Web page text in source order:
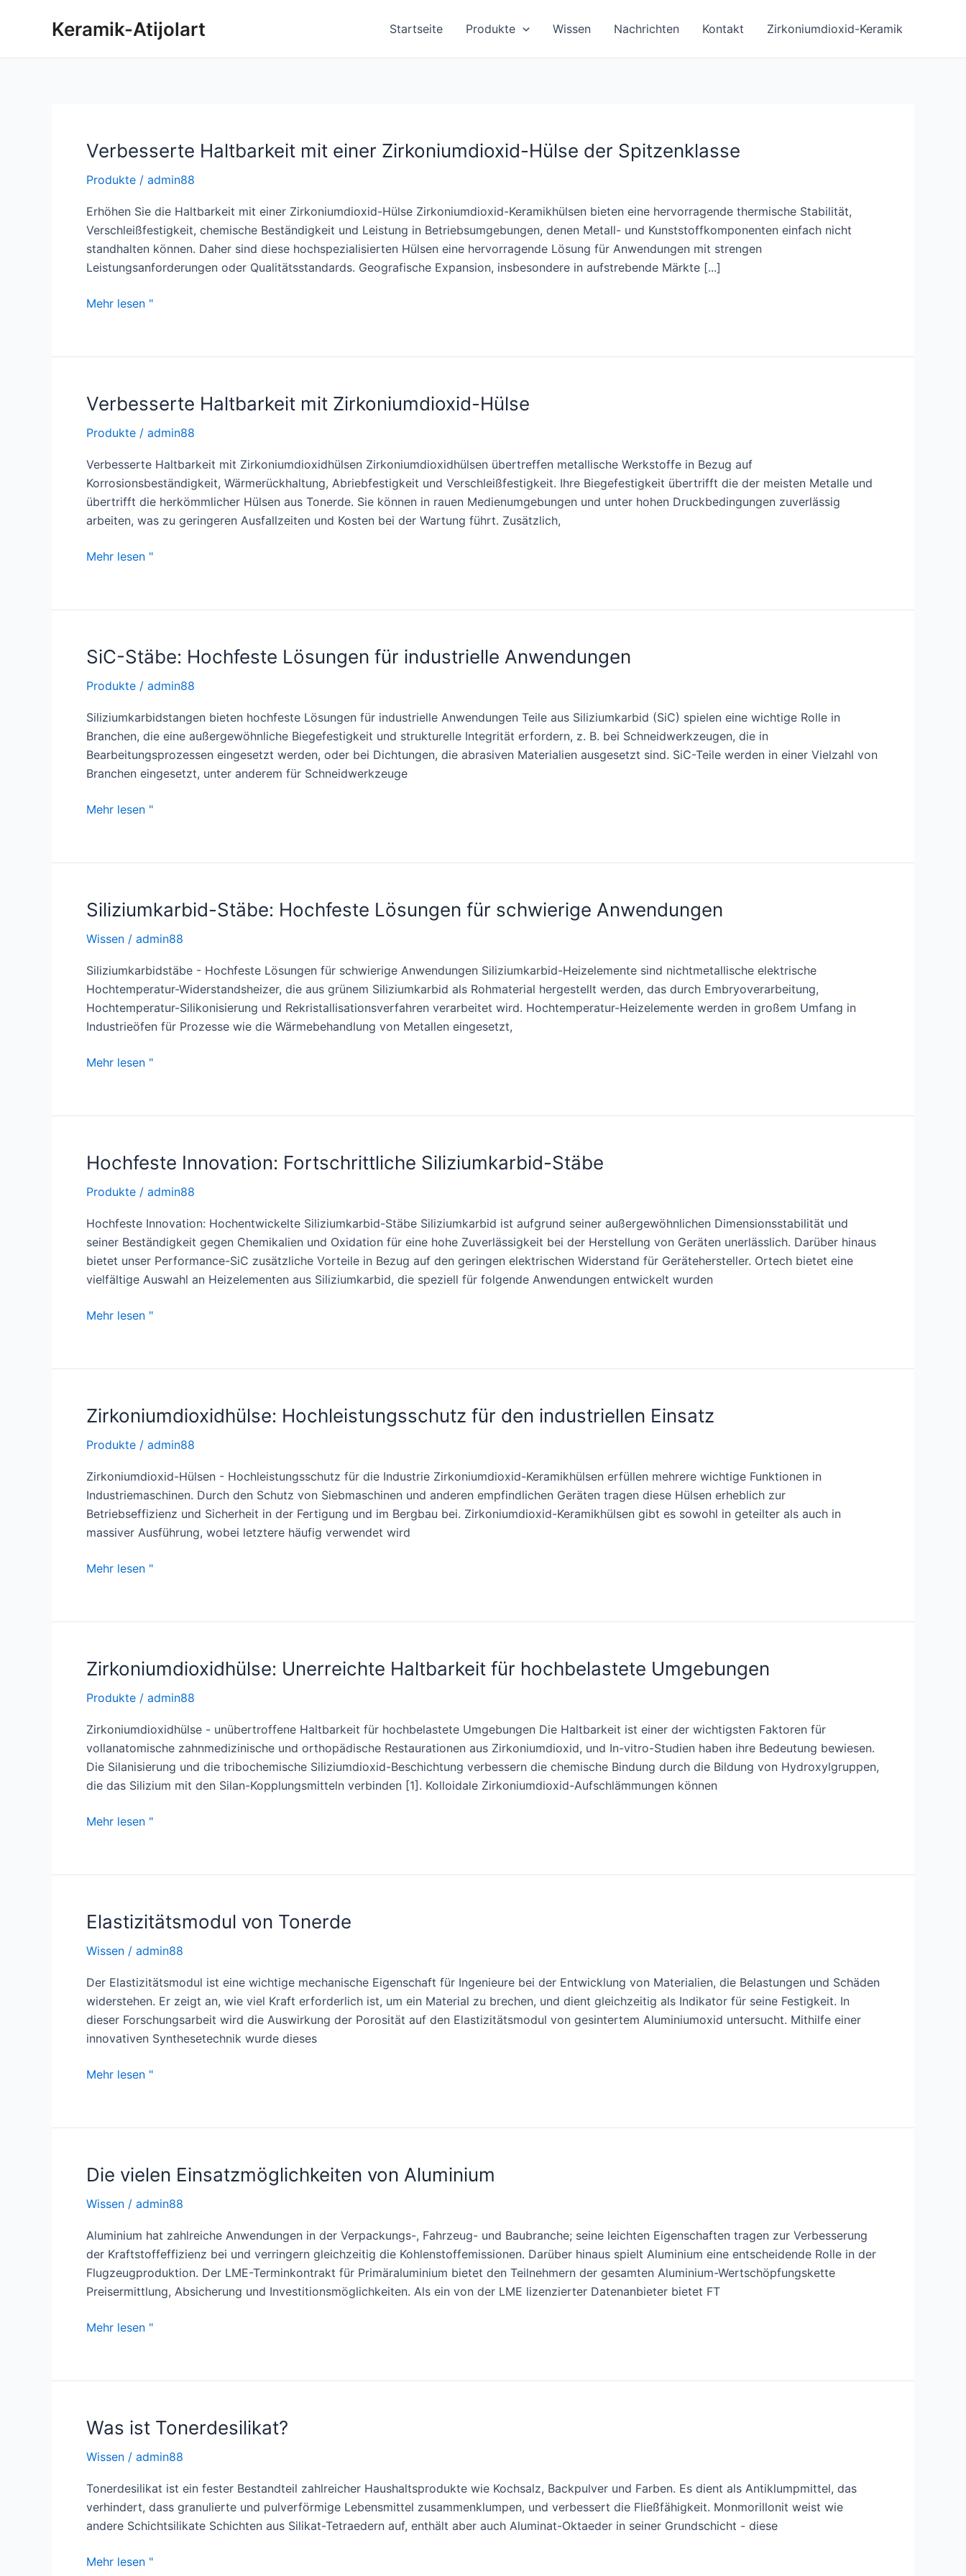
Keramik-Atijolart Startseite Produkte Wissen Nachrichten Kontakt Zirkoniumdioxid-Keramik
Verbesserte Haltbarkeit mit einer Zirkoniumdioxid-Hülse der Spitzenklasse
Produkte / admin88
Erhöhen Sie die Haltbarkeit mit einer Zirkoniumdioxid-Hülse Zirkoniumdioxid-Keramikhülsen bieten eine hervorragende thermische Stabilität,
Verschleißfestigkeit, chemische Beständigkeit und Leistung in Betriebsumgebungen, denen Metall- und Kunststoffkomponenten einfach nicht
standhalten können. Daher sind diese hochspezialisierten Hülsen eine hervorragende Lösung für Anwendungen mit strengen
Leistungsanforderungen oder Qualitätsstandards. Geografische Expansion, insbesondere in aufstrebende Märkte [...]
Verbesserte
einer
Hülse
der
Spitzenklasse
Mehr lesen "
Verbesserte Haltbarkeit mit Zirkoniumdioxid-Hülse
Produkte / admin88
Verbesserte Haltbarkeit mit Zirkoniumdioxidhülsen Zirkoniumdioxidhülsen übertreffen metallische Werkstoffe in Bezug auf
Korrosionsbeständigkeit, Wärmerückhaltung, Abriebfestigkeit und Verschleißfestigkeit. Ihre Biegefestigkeit übertrifft die der meisten Metalle und
übertrifft die herkömmlicher Hülsen aus Tonerde. Sie können in rauen Medienumgebungen und unter hohen Druckbedingungen zuverlässig
arbeiten, was zu geringeren Ausfallzeiten und Kosten bei der Wartung führt. Zusätzlich,
Verbesserte
Zirkoniumdioxid-
Mehr lesen "
SiC-Stäbe: Hochfeste Lösungen für industrielle Anwendungen
Produkte / admin88
Siliziumkarbidstangen bieten hochfeste Lösungen für industrielle Anwendungen Teile aus Siliziumkarbid (SiC) spielen eine wichtige Rolle in
Branchen, die eine außergewöhnliche Biegefestigkeit und strukturelle Integrität erfordern, z. B. bei Schneidwerkzeugen, die in
Bearbeitungsprozessen eingesetzt werden, oder bei Dichtungen, die abrasiven Materialien ausgesetzt sind. SiC-Teile werden in einer Vielzahl von
Branchen eingesetzt, unter anderem für Schneidwerkzeuge
SiC-
Lösungen
industrielle
Anwendungen
Mehr lesen "
Siliziumkarbid-Stäbe: Hochfeste Lösungen für schwierige Anwendungen
Wissen / admin88
Siliziumkarbidstäbe - Hochfeste Lösungen für schwierige Anwendungen Siliziumkarbid-Heizelemente sind nichtmetallische elektrische
Hochtemperatur-Widerstandsheizer, die aus grünem Siliziumkarbid als Rohmaterial hergestellt werden, das durch Embryoverarbeitung,
Hochtemperatur-Silikonisierung und Rekristallisationsverfahren verarbeitet wird. Hochtemperatur-Heizelemente werden in großem Umfang in
Industrieöfen für Prozesse wie die Wärmebehandlung von Metallen eingesetzt,
Siliziumkarbid-
Lösungen
schwierige
Anwendungen
Mehr lesen "
Hochfeste Innovation: Fortschrittliche Siliziumkarbid-Stäbe
Produkte / admin88
Hochfeste Innovation: Hochentwickelte Siliziumkarbid-Stäbe Siliziumkarbid ist aufgrund seiner außergewöhnlichen Dimensionsstabilität und
seiner Beständigkeit gegen Chemikalien und Oxidation für eine hohe Zuverlässigkeit bei der Herstellung von Geräten unerlässlich. Darüber hinaus
bietet unser Performance-SiC zusätzliche Vorteile in Bezug auf den geringen elektrischen Widerstand für Gerätehersteller. Ortech bietet eine
vielfältige Auswahl an Heizelementen aus Siliziumkarbid, die speziell für folgende Anwendungen entwickelt wurden
Hochfeste
Siliziumkarbid-
Mehr lesen "
Zirkoniumdioxidhülse: Hochleistungsschutz für den industriellen Einsatz
Produkte / admin88
Zirkoniumdioxid-Hülsen - Hochleistungsschutz für die Industrie Zirkoniumdioxid-Keramikhülsen erfüllen mehrere wichtige Funktionen in
Industriemaschinen. Durch den Schutz von Siebmaschinen und anderen empfindlichen Geräten tragen diese Hülsen erheblich zur
Betriebseffizienz und Sicherheit in der Fertigung und im Bergbau bei. Zirkoniumdioxid-Keramikhülsen gibt es sowohl in geteilter als auch in
massiver Ausführung, wobei letztere häufig verwendet wird
Zirkoniumdioxidhülse:
den
Einsatz
Mehr lesen "
Zirkoniumdioxidhülse: Unerreichte Haltbarkeit für hochbelastete Umgebungen
Produkte / admin88
Zirkoniumdioxidhülse - unübertroffene Haltbarkeit für hochbelastete Umgebungen Die Haltbarkeit ist einer der wichtigsten Faktoren für
vollanatomische zahnmedizinische und orthopädische Restaurationen aus Zirkoniumdioxid, und In-vitro-Studien haben ihre Bedeutung bewiesen.
Die Silanisierung und die tribochemische Siliziumdioxid-Beschichtung verbessern die chemische Bindung durch die Bildung von Hydroxylgruppen,
die das Silizium mit den Silan-Kopplungsmitteln verbinden [1]. Kolloidale Zirkoniumdioxid-Aufschlämmungen können
Zirkoniumdioxidhülse:
für
Umgebungen
Mehr lesen "
Elastizitätsmodul von Tonerde
Wissen / admin88
Der Elastizitätsmodul ist eine wichtige mechanische Eigenschaft für Ingenieure bei der Entwicklung von Materialien, die Belastungen und Schäden
widerstehen. Er zeigt an, wie viel Kraft erforderlich ist, um ein Material zu brechen, und dient gleichzeitig als Indikator für seine Festigkeit. In
dieser Forschungsarbeit wird die Auswirkung der Porosität auf den Elastizitätsmodul von gesintertem Aluminiumoxid untersucht. Mithilfe einer
innovativen Synthesetechnik wurde dieses
Elastizitätsmodul
Mehr lesen "
Die vielen Einsatzmöglichkeiten von Aluminium
Wissen / admin88
Aluminium hat zahlreiche Anwendungen in der Verpackungs-, Fahrzeug- und Baubranche; seine leichten Eigenschaften tragen zur Verbesserung
der Kraftstoffeffizienz bei und verringern gleichzeitig die Kohlenstoffemissionen. Darüber hinaus spielt Aluminium eine entscheidende Rolle in der
Flugzeugproduktion. Der LME-Terminkontrakt für Primäraluminium bietet den Teilnehmern der gesamten Aluminium-Wertschöpfungskette
Preisermittlung, Absicherung und Investitionsmöglichkeiten. Als ein von der LME lizenzierter Datenanbieter bietet FT
Die
von
Mehr lesen "
Was ist Tonerdesilikat?
Wissen / admin88
Tonerdesilikat ist ein fester Bestandteil zahlreicher Haushaltsprodukte wie Kochsalz, Backpulver und Farben. Es dient als Antiklumpmittel, das
verhindert, dass granulierte und pulverförmige Lebensmittel zusammenklumpen, und verbessert die Fließfähigkeit. Monmorillonit weist wie
andere Schichtsilikate Schichten aus Silikat-Tetraedern auf, enthält aber auch Aluminat-Oktaeder in seiner Grundschicht - diese
Was
Mehr lesen "